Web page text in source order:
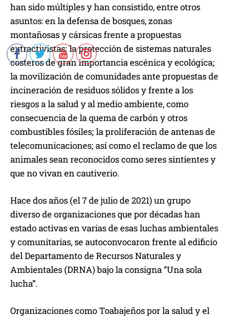
han sido múltiples y han consistido, entre otros
asuntos: en la defensa de bosques, zonas
montañosas y cársicas frente a propuestas
extractivistas; la protección de sistemas naturales
costeros de gran importancia escénica y ecológica;
la movilización de comunidades ante propuestas de
incineración de residuos sólidos y frente a los
riesgos a la salud y al medio ambiente, como
consecuencia de la quema de carbón y otros
combustibles fósiles; la proliferación de antenas de
telecomunicaciones; así como el reclamo de que los
animales sean reconocidos como seres sintientes y
que no vivan en cautiverio.
Hace dos años (el 7 de julio de 2021) un grupo
diverso de organizaciones que por décadas han
estado activas en varias de esas luchas ambientales
y comunitarias, se autoconvocaron frente al edificio
del Departamento de Recursos Naturales y
Ambientales (DRNA) bajo la consigna “Una sola
lucha”.
Organizaciones como Toabajeños por la salud y el